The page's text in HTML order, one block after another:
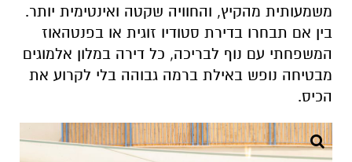
משמעותית מהקיץ, והחוויה שקטה ואינטימית יותר.
בין אם תבחרו בדירת סטודיו זוגית או בפנטהאוז
המשפחתי עם נוף לבריכה, כל דירה במלון אלמוגים
מבטיחה נופש באילת ברמה גבוהה בלי לקרוע את
הכיס.